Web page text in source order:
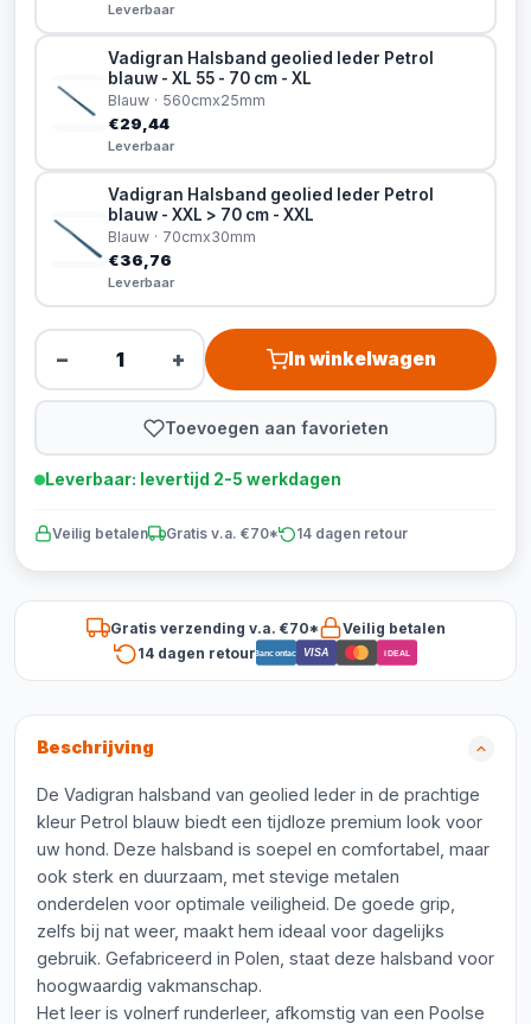
Leverbaar
Vadigran Halsband geolied leder Petrol
blauw - XL 55 - 70 cm - XL
Blauw · 560cmx25mm
€29,44
Leverbaar
Vadigran Halsband geolied leder Petrol
blauw - XXL > 70 cm - XXL
Blauw · 70cmx30mm
€36,76
Leverbaar
− + In winkelwagen
Toevoegen aan favorieten
Leverbaar: levertijd 2-5 werkdagen
Veilig betalen Gratis v.a. €70* 14 dagen retour
Gratis verzending v.a. €70*
Veilig betalen
14 dagen retourBancontact VISA iDEAL
Beschrijving
De Vadigran halsband van geolied leder in de prachtige
kleur Petrol blauw biedt een tijdloze premium look voor
uw hond. Deze halsband is soepel en comfortabel, maar
ook sterk en duurzaam, met stevige metalen
onderdelen voor optimale veiligheid. De goede grip,
zelfs bij nat weer, maakt hem ideaal voor dagelijks
gebruik. Gefabriceerd in Polen, staat deze halsband voor
hoogwaardig vakmanschap.
Het leer is volnerf runderleer, afkomstig van een Poolse